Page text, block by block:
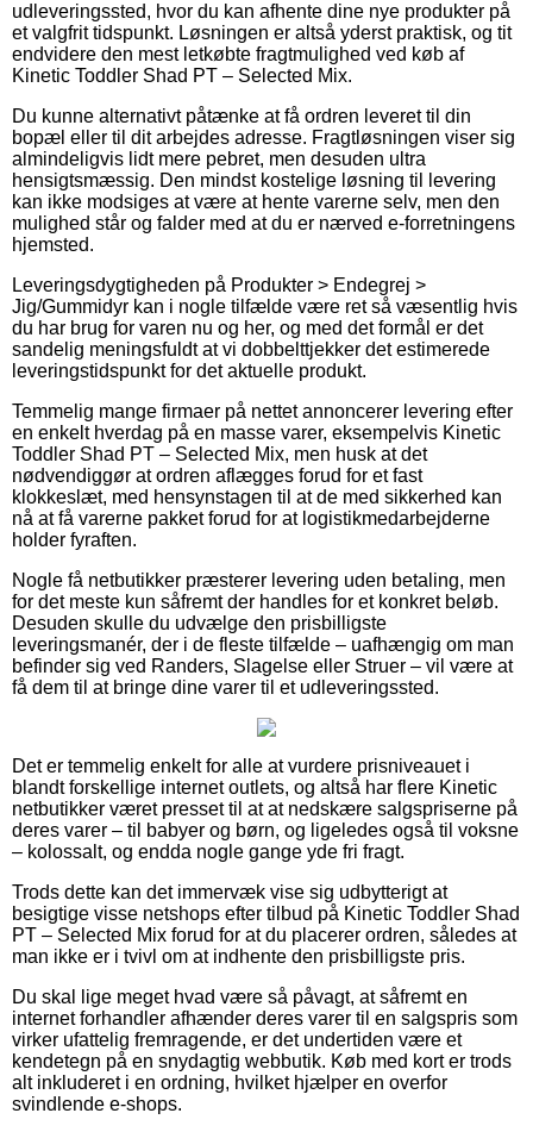
udleveringssted, hvor du kan afhente dine nye produkter på
et valgfrit tidspunkt. Løsningen er altså yderst praktisk, og tit
endvidere den mest letkøbte fragtmulighed ved køb af
Kinetic Toddler Shad PT – Selected Mix.
Du kunne alternativt påtænke at få ordren leveret til din
bopæl eller til dit arbejdes adresse. Fragtløsningen viser sig
almindeligvis lidt mere pebret, men desuden ultra
hensigtsmæssig. Den mindst kostelige løsning til levering
kan ikke modsiges at være at hente varerne selv, men den
mulighed står og falder med at du er nærved e-forretningens
hjemsted.
Leveringsdygtigheden på Produkter > Endegrej >
Jig/Gummidyr kan i nogle tilfælde være ret så væsentlig hvis
du har brug for varen nu og her, og med det formål er det
sandelig meningsfuldt at vi dobbelttjekker det estimerede
leveringstidspunkt for det aktuelle produkt.
Temmelig mange firmaer på nettet annoncerer levering efter
en enkelt hverdag på en masse varer, eksempelvis Kinetic
Toddler Shad PT – Selected Mix, men husk at det
nødvendiggør at ordren aflægges forud for et fast
klokkeslæt, med hensynstagen til at de med sikkerhed kan
nå at få varerne pakket forud for at logistikmedarbejderne
holder fyraften.
Nogle få netbutikker præsterer levering uden betaling, men
for det meste kun såfremt der handles for et konkret beløb.
Desuden skulle du udvælge den prisbilligste
leveringsmanér, der i de fleste tilfælde – uafhængig om man
befinder sig ved Randers, Slagelse eller Struer – vil være at
få dem til at bringe dine varer til et udleveringssted.
Det er temmelig enkelt for alle at vurdere prisniveauet i
blandt forskellige internet outlets, og altså har flere Kinetic
netbutikker været presset til at at nedskære salgspriserne på
deres varer – til babyer og børn, og ligeledes også til voksne
– kolossalt, og endda nogle gange yde fri fragt.
Trods dette kan det immervæk vise sig udbytterigt at
besigtige visse netshops efter tilbud på Kinetic Toddler Shad
PT – Selected Mix forud for at du placerer ordren, således at
man ikke er i tvivl om at indhente den prisbilligste pris.
Du skal lige meget hvad være så påvagt, at såfremt en
internet forhandler afhænder deres varer til en salgspris som
virker ufattelig fremragende, er det undertiden være et
kendetegn på en snydagtig webbutik. Køb med kort er trods
alt inkluderet i en ordning, hvilket hjælper en overfor
svindlende e-shops.